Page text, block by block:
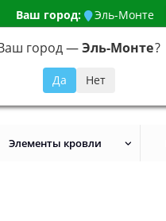
Ваш город: Эль-Монте
город —Эль-Монте?
648-92-94
Элементы кровли